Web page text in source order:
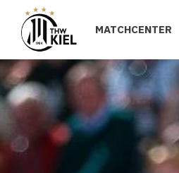
MATCHCENTER